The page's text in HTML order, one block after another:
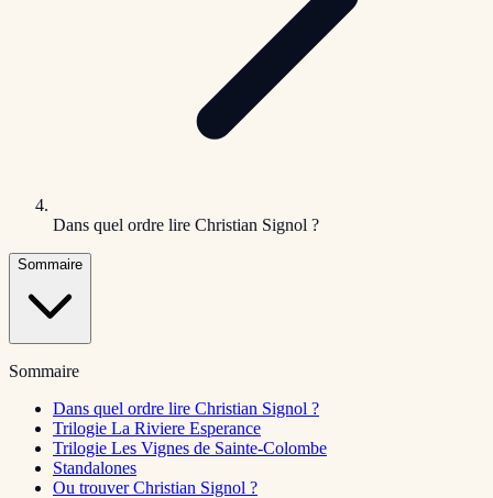
Dans quel ordre lire Christian Signol ?
Sommaire
Sommaire
Dans quel ordre lire Christian Signol ?
Trilogie La Riviere Esperance
Trilogie Les Vignes de Sainte-Colombe
Standalones
Ou trouver Christian Signol ?